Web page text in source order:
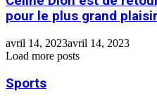
pour le plus grand
avril 14, 2023avril 14, 2023
Load more posts
Sports